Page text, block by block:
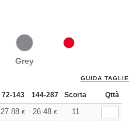
Grey
GUIDA TAGLIE
72-143 144-287 288 + Altri
Scorta Qttà
27.88 € 26.48 € 25.79
11